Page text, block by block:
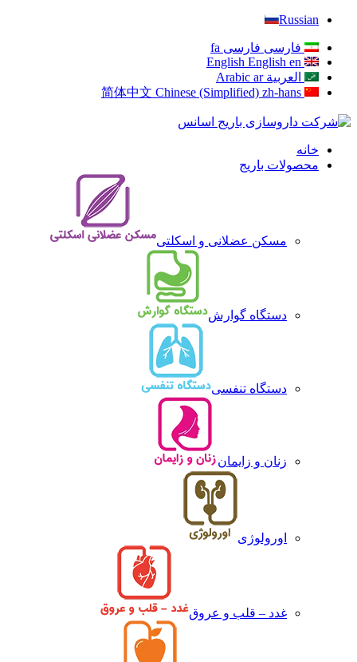
Russian
فارسی فارسی fa
English English
en
العربية
Arabic ar
简体中文 Chinese (Simplified) zh-hans
محصولات باریج
مسکن عضلانی و اسکلتی
دستگاه گوارش
دستگاه تنفسی
زنان و زایمان
اورولوژی
غدد – قلب و عروق